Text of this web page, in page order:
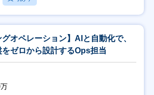
グオペレーション】AIと自動化で、
ゼロから設計するOps担当